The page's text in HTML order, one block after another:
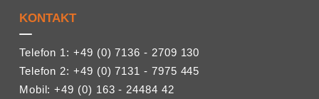
KONTAKT
Telefon 1: +49 (0) 7136 - 2709 130
Telefon 2: +49 (0) 7131 - 7975 445
Mobil: +49 (0) 163 - 24484 42